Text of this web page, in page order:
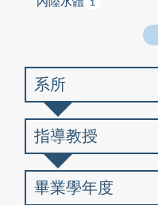
系所
指導教授
畢業學年度